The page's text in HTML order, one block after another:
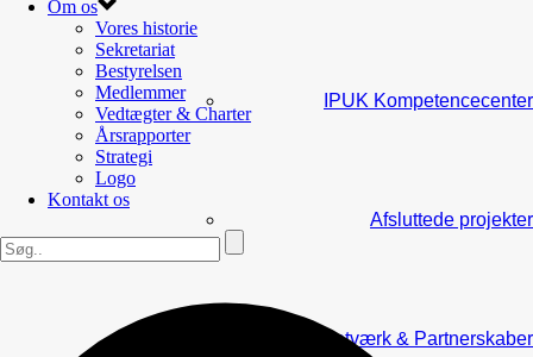
IPUK Kompetencecenter
Afsluttede projekter
Netværk & Partnerskaber
Om os
Vores historie
Sekretariat
Bestyrelsen
Medlemmer
Vedtægter & Charter
Årsrapporter
Strategi
Logo
Kontakt os